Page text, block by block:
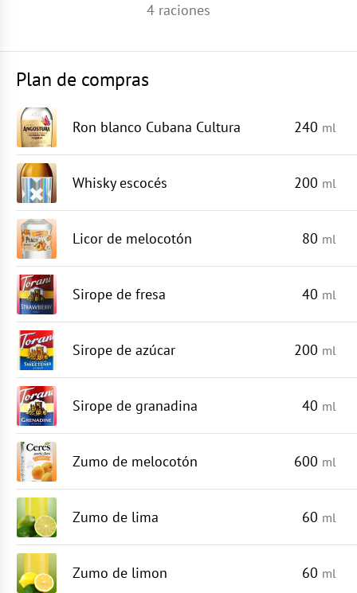
4 raciones
Plan de compras
Ron blanco Cubana Cultura 240 ml
Whisky escocés 200 ml
Licor de melocotón 80 ml
Sirope de fresa 40 ml
Sirope de azúcar 200 ml
Sirope de granadina 40 ml
Zumo de melocotón 600 ml
Zumo de lima 60 ml
Zumo de limon 60 ml